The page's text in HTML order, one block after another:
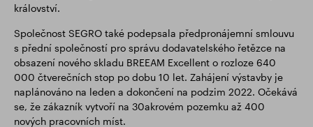
království.
Společnost SEGRO také podepsala předpronájemní smlouvu
s přední společností pro správu dodavatelského řetězce na
obsazení nového skladu BREEAM Excellent o rozloze 640
000 čtverečních stop po dobu 10 let. Zahájení výstavby je
naplánováno na leden a dokončení na podzim 2022. Očekává
se, že zákazník vytvoří na 30akrovém pozemku až 400
nových pracovních míst.